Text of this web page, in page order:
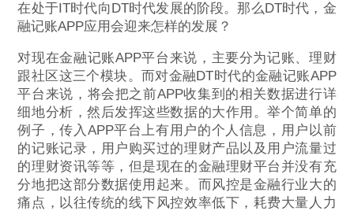
在处于IT时代向DT时代发展的阶段。那么DT时代，金
融记账APP应用会迎来怎样的发展？
对现在金融记账APP平台来说，主要分为记账、理财
跟社区这三个模块。而对金融DT时代的金融记账APP
平台来说，将会把之前APP收集到的相关数据进行详
细地分析，然后发挥这些数据的大作用。举个简单的
例子，传入APP平台上有用户的个人信息，用户以前
的记账记录，用户购买过的理财产品以及用户流量过
的理财资讯等等，但是现在的金融理财平台并没有充
分地把这部分数据使用起来。而风控是金融行业大的
痛点，以往传统的线下风控效率低下，耗费大量人力